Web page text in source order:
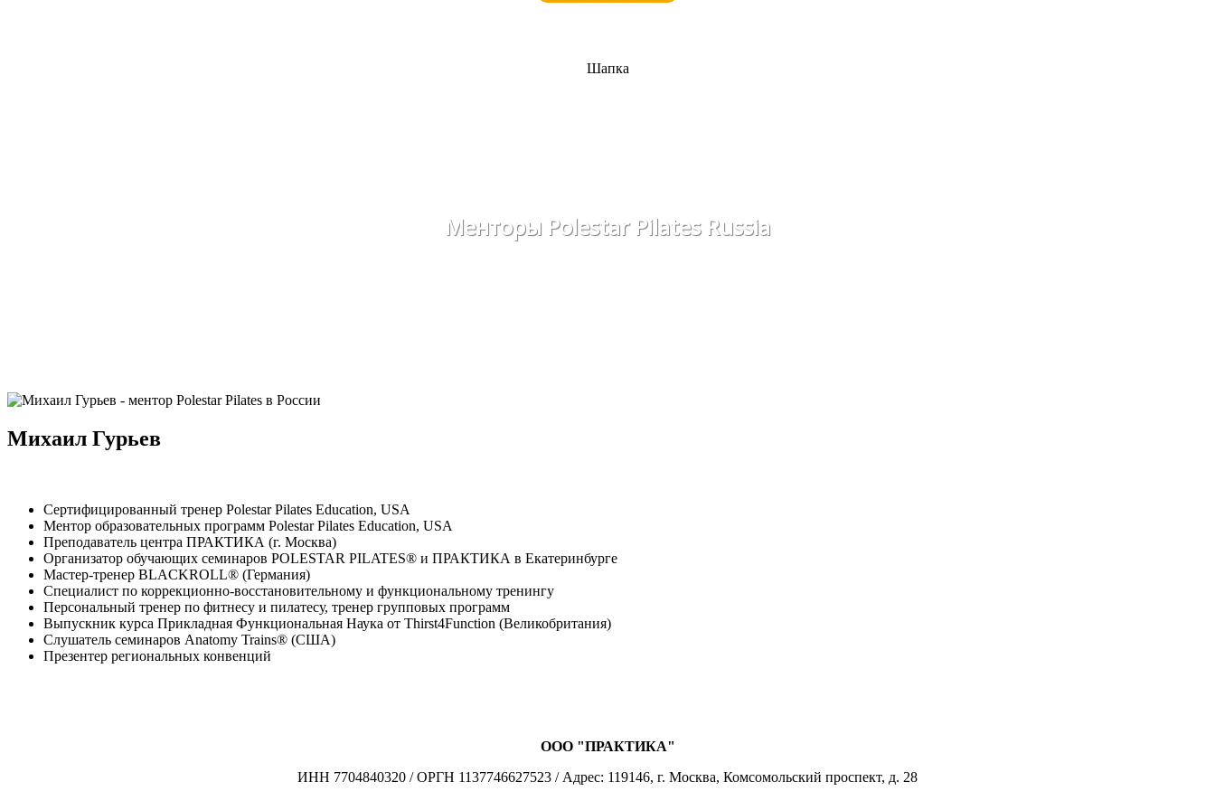
Шапка
Менторы Polestar Pilates Russia
Михаил Гурьев
Сертифицированный тренер Polestar Pilates Education, USA
Ментор образовательных программ Polestar Pilates Education, USA
Преподаватель центра ПРАКТИКА (г. Москва)
Организатор обучающих семинаров POLESTAR PILATES® и ПРАКТИКА в Екатеринбурге
Мастер-тренер BLACKROLL® (Германия)
Специалист по коррекционно-восстановительному и функциональному тренингу
Персональный тренер по фитнесу и пилатесу, тренер групповых программ
Выпускник курса Прикладная Функциональная Наука от Thirst4Function (Великобритания)
Слушатель семинаров Anatomy Trains® (США)
Презентер региональных конвенций
ООО "ПРАКТИКА"
ИНН 7704840320 / ОРГН 1137746627523 / Адрес: 119146, г. Москва, Комсомольский проспект, д. 28